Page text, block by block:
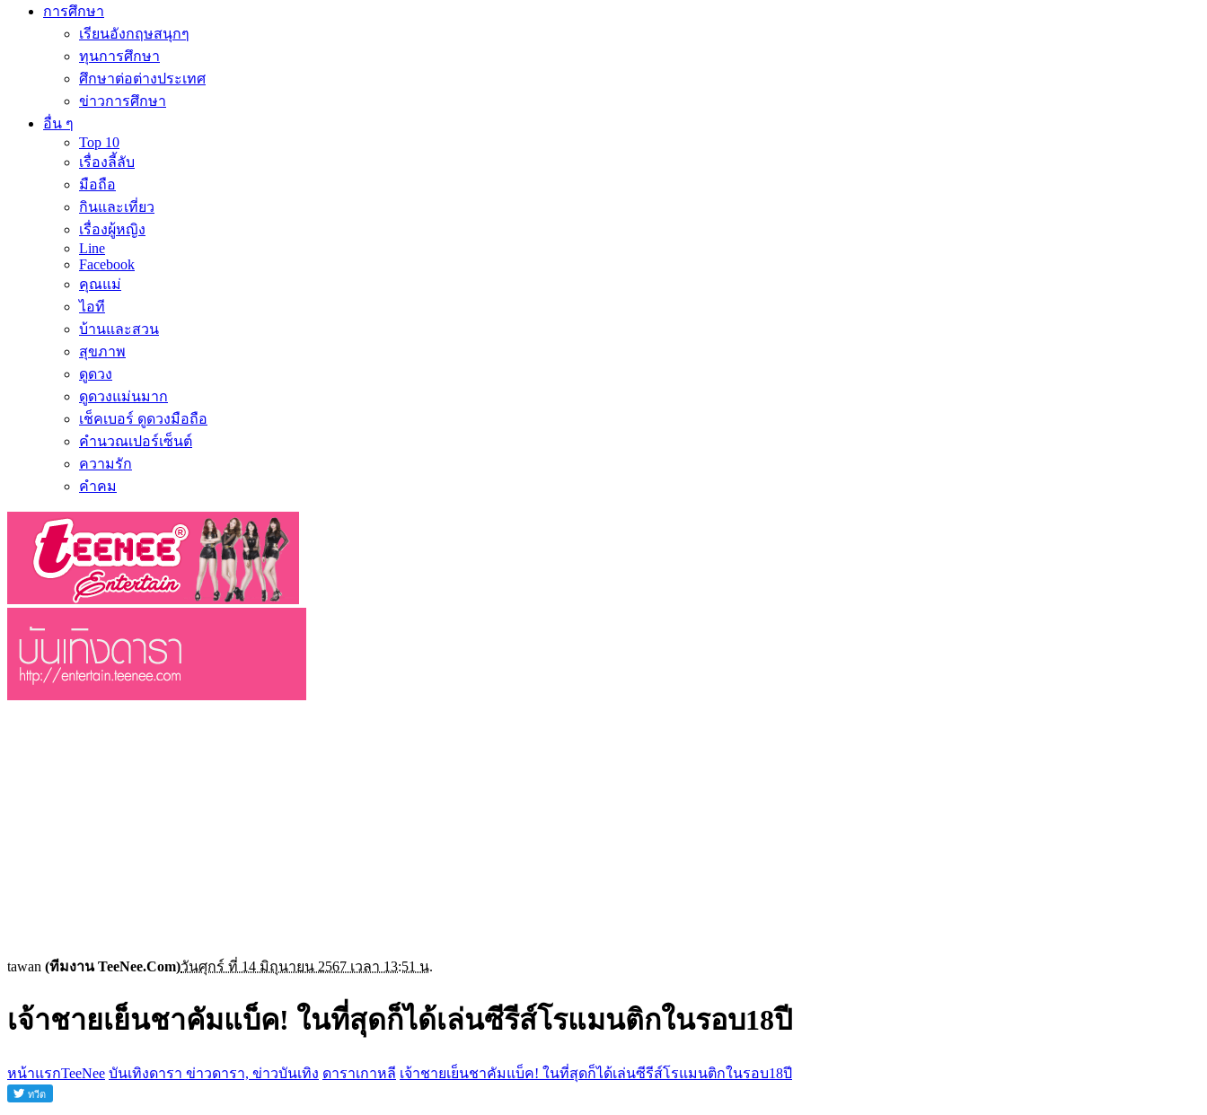
การศึกษา
เรียนอังกฤษสนุกๆ
ทุนการศึกษา
ศึกษาต่อต่างประเทศ
ข่าวการศึกษา
อื่น ๆ
Top 10
เรื่องลี้ลับ
มือถือ
กินและเที่ยว
เรื่องผู้หญิง
Line
Facebook
คุณแม่
ไอที
บ้านและสวน
สุขภาพ
ดูดวง
ดูดวงแม่นมาก
เช็คเบอร์ ดูดวงมือถือ
คำนวณเปอร์เซ็นต์
ความรัก
คำคม
tawan (ทีมงาน TeeNee.Com)วันศุกร์ ที่ 14 มิถุนายน 2567 เวลา 13:51 น.
เจ้าชายเย็นชาคัมแบ็ค! ในที่สุดก็ได้เล่นซีรีส์โรแมนติกในรอบ18ปี
หน้าแรกTeeNee บันเทิงดารา ข่าวดารา, ข่าวบันเทิง ดาราเกาหลี เจ้าชายเย็นชาคัมแบ็ค! ในที่สุดก็ได้เล่นซีรีส์โรแมนติกในรอบ18ปี